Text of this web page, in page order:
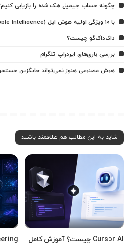
چگونه حساب جیمیل هک شده را بازیابی
با ۱۰ ویژگی اولیه هوش اپل (Apple Intelligence) آشنا شوید
داک‌داک‌گو چیست؟
بررسی بازی‌های ایردراپ تلگرام
هوش مصنوعی هنوز نمی‌تواند جایگزین
شاید به این مطالب هم علاقمند باشید
Cursor AI چیست؟ آموزش کامل